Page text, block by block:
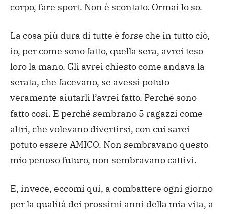
corpo, fare sport. Non è scontato. Ormai lo so.
La cosa più dura di tutte è forse che in tutto ciò,
io, per come sono fatto, quella sera, avrei teso
loro la mano. Gli avrei chiesto come andava la
serata, che facevano, se avessi potuto
veramente aiutarli l’avrei fatto. Perché sono
fatto così. E perché sembrano 5 ragazzi come
altri, che volevano divertirsi, con cui sarei
potuto essere AMICO. Non sembravano questo
mio penoso futuro, non sembravano cattivi.
E, invece, eccomi qui, a combattere ogni giorno
per la qualità dei prossimi anni della mia vita, a